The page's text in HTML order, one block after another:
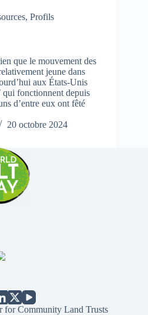
, Profils
que le mouvement des
jeune dans
aux États-Unis
fonctionnent depuis
d’entre eux ont fêté
20 octobre 2024
for Community Land Trusts